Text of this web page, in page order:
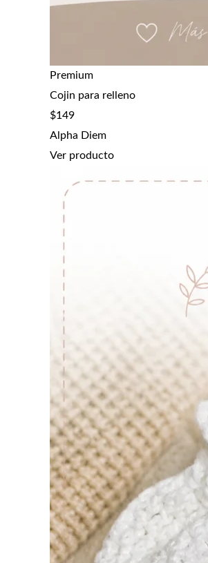
Premium
Cojin para relleno
$149
Alpha Diem
Ver producto